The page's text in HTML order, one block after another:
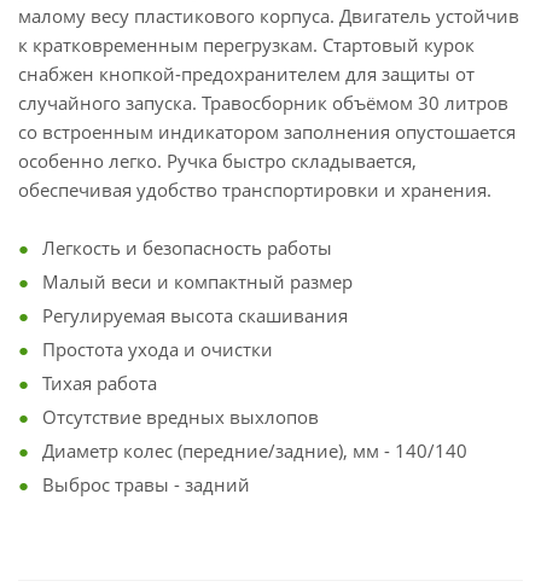
малому весу пластикового корпуса. Двигатель устойчив
к кратковременным перегрузкам. Стартовый курок
снабжен кнопкой-предохранителем для защиты от
случайного запуска. Травосборник объёмом 30 литров
со встроенным индикатором заполнения опустошается
особенно легко. Ручка быстро складывается,
обеспечивая удобство транспортировки и хранения.
Легкость и безопасность работы
Малый веси и компактный размер
Регулируемая высота скашивания
Простота ухода и очистки
Тихая работа
Отсутствие вредных выхлопов
Диаметр колес (передние/задние), мм - 140/140
Выброс травы - задний